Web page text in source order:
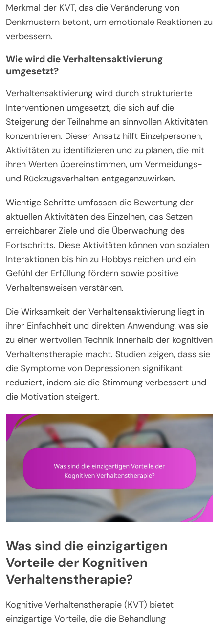
Merkmal der KVT, das die Veränderung von
Denkmustern betont, um emotionale Reaktionen zu
verbessern.
Wie wird die Verhaltensaktivierung
umgesetzt?
Verhaltensaktivierung wird durch strukturierte
Interventionen umgesetzt, die sich auf die
Steigerung der Teilnahme an sinnvollen Aktivitäten
konzentrieren. Dieser Ansatz hilft Einzelpersonen,
Aktivitäten zu identifizieren und zu planen, die mit
ihren Werten übereinstimmen, um Vermeidungs-
und Rückzugsverhalten entgegenzuwirken.
Wichtige Schritte umfassen die Bewertung der
aktuellen Aktivitäten des Einzelnen, das Setzen
erreichbarer Ziele und die Überwachung des
Fortschritts. Diese Aktivitäten können von sozialen
Interaktionen bis hin zu Hobbys reichen und ein
Gefühl der Erfüllung fördern sowie positive
Verhaltensweisen verstärken.
Die Wirksamkeit der Verhaltensaktivierung liegt in
ihrer Einfachheit und direkten Anwendung, was sie
zu einer wertvollen Technik innerhalb der kognitiven
Verhaltenstherapie macht. Studien zeigen, dass sie
die Symptome von Depressionen signifikant
reduziert, indem sie die Stimmung verbessert und
die Motivation steigert.
Was sind die einzigartigen
Vorteile der Kognitiven
Verhaltenstherapie?
Kognitive Verhaltenstherapie (KVT) bietet
einzigartige Vorteile, die die Behandlung